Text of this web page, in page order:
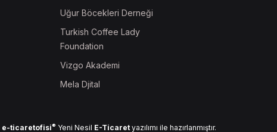
Uğur Böcekleri Derneği
Turkish Coffee Lady
Foundation
Vizgo Akademi
Mela Djital
e-ticaretofisi® Yeni Nesil E-Ticaretyazılımı ile hazırlanmıştır.